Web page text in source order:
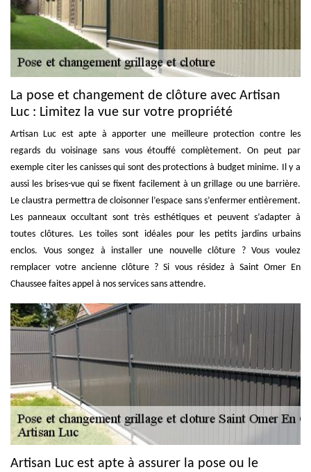
La pose et changement de clôture avec Artisan
Luc : Limitez la vue sur votre propriété
Artisan Luc est apte à apporter une meilleure protection contre les
regards du voisinage sans vous étouffé complètement. On peut par
exemple citer les canisses qui sont des protections à budget minime. Il y a
aussi les brises-vue qui se fixent facilement à un grillage ou une barrière.
Le claustra permettra de cloisonner l’espace sans s’enfermer entièrement.
Les panneaux occultant sont très esthétiques et peuvent s’adapter à
toutes clôtures. Les toiles sont idéales pour les petits jardins urbains
enclos. Vous songez à installer une nouvelle clôture ? Vous voulez
remplacer votre ancienne clôture ? Si vous résidez à Saint Omer En
Chaussee faites appel à nos services sans attendre.
Artisan Luc est apte à assurer la pose ou le